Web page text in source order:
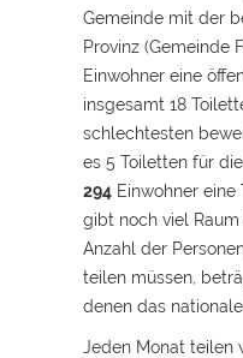
Gemeinde mit der
Provinz (Gemeinde
Einwohner eine
insgesamt 18
schlechtesten
es 5 Toiletten für
294Einwohner eine
gibt noch viel
Anzahl der
teilen müssen,
denen das
Jeden Monat teilen